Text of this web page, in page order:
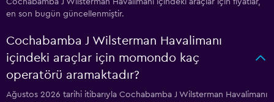
Cochabamba J Wilsterman Havalimanı içindeki araçlar için fiyatlar,
en son bugün güncellenmiştir.
Cochabamba J Wilsterman Havalimanı
içindeki araçlar için momondo kaç
operatörü aramaktadır?
Ağustos 2026 tarihi itibarıyla Cochabamba J Wilsterman Havalimanı